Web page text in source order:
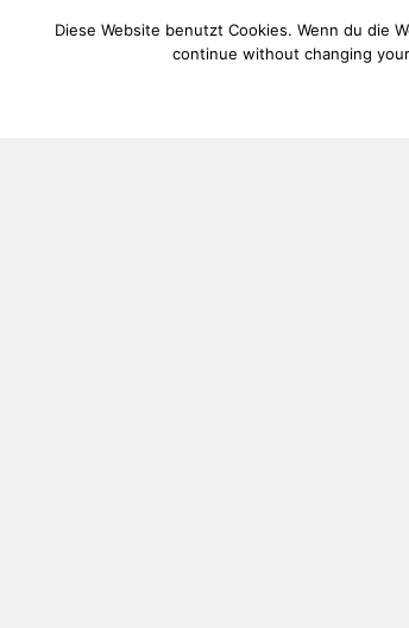
Diese Website benutzt Cookies. Wenn du die
continue without changing